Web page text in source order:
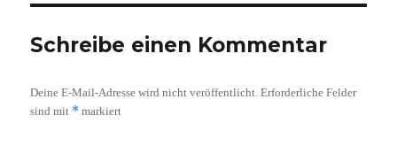
Schreibe einen Kommentar
Deine E-Mail-Adresse wird nicht veröffentlicht. Erforderliche Felder
sind mit * markiert